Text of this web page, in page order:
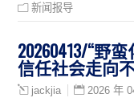
新闻报导
20260413/“野
信任社会走向
jackjia 2026 年